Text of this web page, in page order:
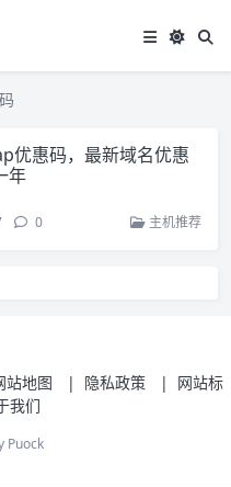
优惠码，最新域名优惠
年
0 主机推荐
站地图 | 隐私政策 | 网站标
我们
Puock